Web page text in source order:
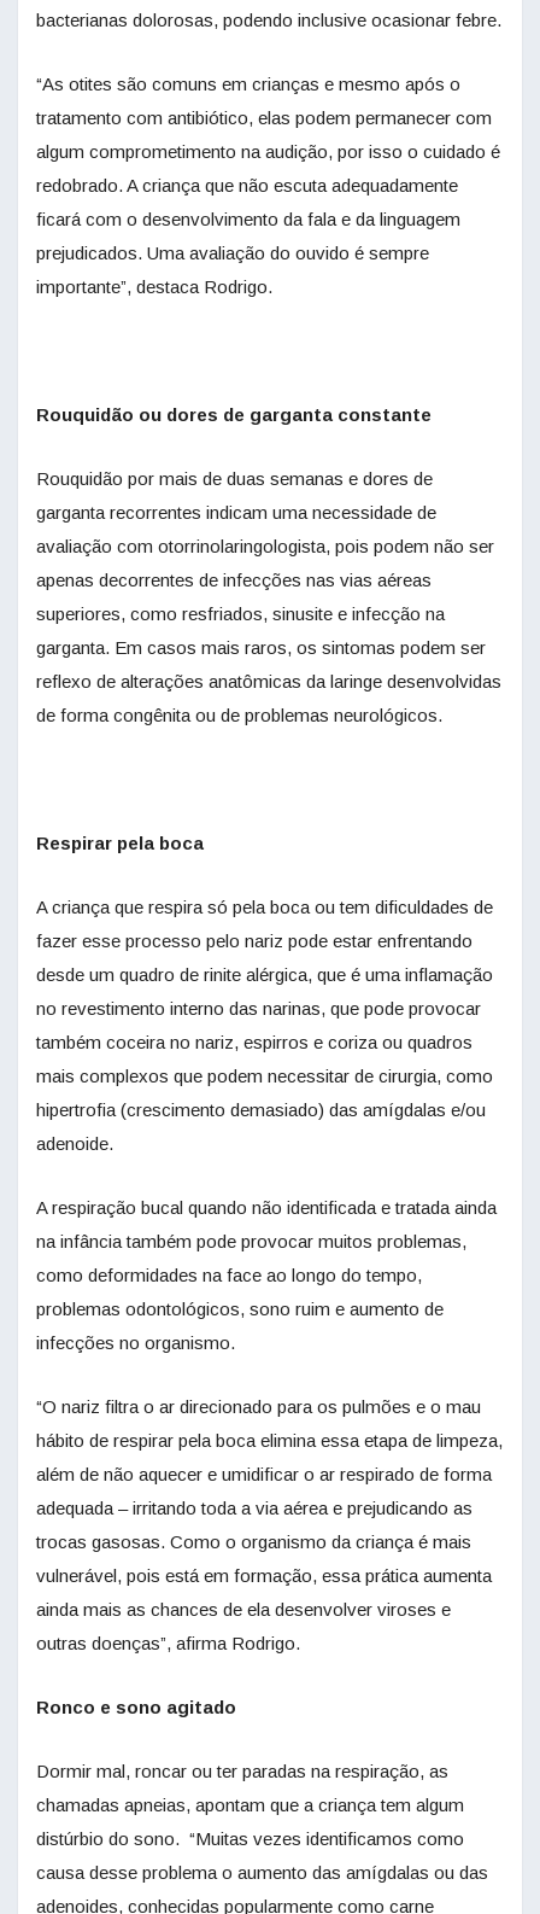
bacterianas dolorosas, podendo inclusive ocasionar febre.
“As otites são comuns em crianças e mesmo após o
tratamento com antibiótico, elas podem permanecer com
algum comprometimento na audição, por isso o cuidado é
redobrado. A criança que não escuta adequadamente
ficará com o desenvolvimento da fala e da linguagem
prejudicados. Uma avaliação do ouvido é sempre
importante”, destaca Rodrigo.
Rouquidão ou dores de garganta constante
Rouquidão por mais de duas semanas e dores de
garganta recorrentes indicam uma necessidade de
avaliação com otorrinolaringologista, pois podem não ser
apenas decorrentes de infecções nas vias aéreas
superiores, como resfriados, sinusite e infecção na
garganta. Em casos mais raros, os sintomas podem ser
reflexo de alterações anatômicas da laringe desenvolvidas
de forma congênita ou de problemas neurológicos.
Respirar pela boca
A criança que respira só pela boca ou tem dificuldades de
fazer esse processo pelo nariz pode estar enfrentando
desde um quadro de rinite alérgica, que é uma inflamação
no revestimento interno das narinas, que pode provocar
também coceira no nariz, espirros e coriza ou quadros
mais complexos que podem necessitar de cirurgia, como
hipertrofia (crescimento demasiado) das amígdalas e/ou
adenoide.
A respiração bucal quando não identificada e tratada ainda
na infância também pode provocar muitos problemas,
como deformidades na face ao longo do tempo,
problemas odontológicos, sono ruim e aumento de
infecções no organismo.
“O nariz filtra o ar direcionado para os pulmões e o mau
hábito de respirar pela boca elimina essa etapa de limpeza,
além de não aquecer e umidificar o ar respirado de forma
adequada – irritando toda a via aérea e prejudicando as
trocas gasosas. Como o organismo da criança é mais
vulnerável, pois está em formação, essa prática aumenta
ainda mais as chances de ela desenvolver viroses e
outras doenças”, afirma Rodrigo.
Ronco e sono agitado
Dormir mal, roncar ou ter paradas na respiração, as
chamadas apneias, apontam que a criança tem algum
distúrbio do sono. “Muitas vezes identificamos como
causa desse problema o aumento das amígdalas ou das
adenoides, conhecidas popularmente como carne